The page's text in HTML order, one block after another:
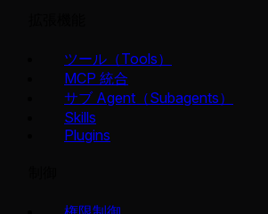
ツール（Tools）
MCP 統合
サブ Agent（Subagents）
Skills
Plugins